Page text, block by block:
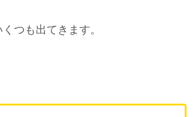
つも出てきます。